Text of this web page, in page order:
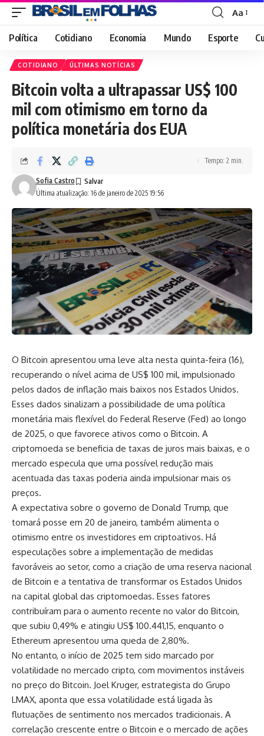
Font
Resizer
Aa
Política Cotidiano Economia Mundo Esporte
COTIDIANO ÚLTIMAS NOTÍCIAS
Bitcoin volta a ultrapassar US$ 100
mil com otimismo em torno da
política monetária dos EUA
Última atualização: 16 de janeiro de 2025 19:56
Sofia Castro
Tempo: 2 min.
O Bitcoin apresentou uma leve alta nesta quinta-feira (16),
recuperando o nível acima de US$ 100 mil, impulsionado
pelos dados de inflação mais baixos nos Estados Unidos.
Esses dados sinalizam a possibilidade de uma política
monetária mais flexível do Federal Reserve (Fed) ao longo
de 2025, o que favorece ativos como o Bitcoin. A
criptomoeda se beneficia de taxas de juros mais baixas, e o
mercado especula que uma possível redução mais
acentuada das taxas poderia ainda impulsionar mais os
preços.
A expectativa sobre o governo de Donald Trump, que
tomará posse em 20 de janeiro, também alimenta o
otimismo entre os investidores em criptoativos. Há
especulações sobre a implementação de medidas
favoráveis ao setor, como a criação de uma reserva nacional
de Bitcoin e a tentativa de transformar os Estados Unidos
na capital global das criptomoedas. Esses fatores
contribuíram para o aumento recente no valor do Bitcoin,
que subiu 0,49% e atingiu US$ 100.441,15, enquanto o
Ethereum apresentou uma queda de 2,80%.
No entanto, o início de 2025 tem sido marcado por
volatilidade no mercado cripto, com movimentos instáveis
no preço do Bitcoin. Joel Kruger, estrategista do Grupo
LMAX, aponta que essa volatilidade está ligada às
flutuações de sentimento nos mercados tradicionais. A
correlação crescente entre o Bitcoin e o mercado de ações